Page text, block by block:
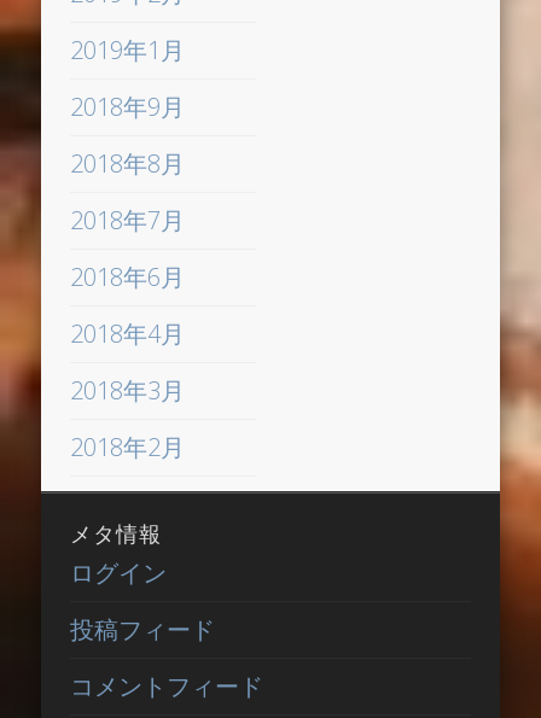
2019年1月
2018年9月
2018年8月
2018年7月
2018年6月
2018年4月
2018年3月
2018年2月
メタ情報
ログイン
投稿フィード
コメントフィード